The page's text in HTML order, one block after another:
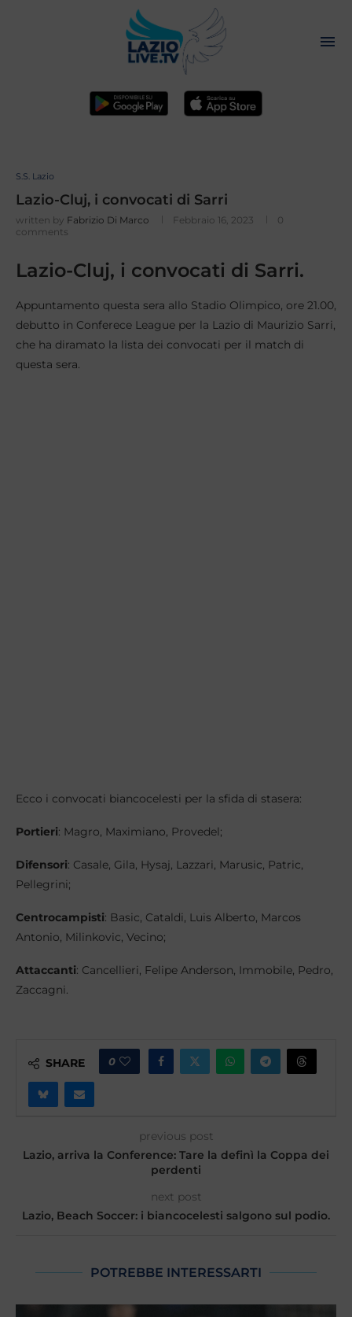
S.S. Lazio
Lazio-Cluj, i convocati di Sarri
written by Fabrizio Di Marco Febbraio 16, 2023
0
comments
Lazio-Cluj, i convocati di Sarri.
Appuntamento questa sera allo Stadio Olimpico, ore 21.00,
debutto in Conferece League per la Lazio di Maurizio Sarri,
che ha diramato la lista dei convocati per il match di
questa sera.
Ecco i convocati biancocelesti per la sfida di stasera:
Portieri: Magro, Maximiano, Provedel;
Difensori: Casale, Gila, Hysaj, Lazzari, Marusic, Patric,
Pellegrini;
Centrocampisti: Basic, Cataldi, Luis Alberto, Marcos
Antonio, Milinkovic, Vecino;
Attaccanti: Cancellieri, Felipe Anderson, Immobile, Pedro,
Zaccagni.
SHARE 0
previous post
Lazio, arriva la Conference: Tare la definì la Coppa dei
perdenti
next post
Lazio, Beach Soccer: i biancocelesti salgono sul podio.
POTREBBE INTERESSARTI